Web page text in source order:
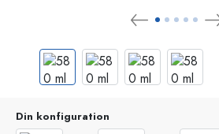
Din konfiguration